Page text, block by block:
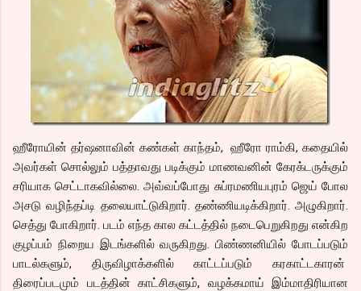
ஹீரோயின் தர்ஷனாவின் கண்கள் காந்தம், ஹீரோ ராம்கி, கதையில்
அவர்கள் சொல்லும் பத்தாவது படிக்கும் மாணவனின் கேரக்டருக்கும்
சரியாக செட்டாகவில்லை. அவ்வப்போது சுப்ரமணியபுரம் ஜெய் போல
அசடு வழிந்தப்டி தலையாட்டுகிறார். தண்ணியடிக்கிறார். அழுகிறார்.
செத்து போகிறார். படம் எந்த கால கட்டத்தில் நடைபெறுகிறது என்கிற
குழப்பம் நிறைய இடங்களில் வருகிறது. பிண்ணனியில் போடப்படும்
பாடல்களும், திருவிழாக்களில் காட்டப்படும் கரகாட்டகாரன்
திரைப்படமும் படத்தின் காட்சிகளும், வழக்கமாய் இம்மாதிரியான